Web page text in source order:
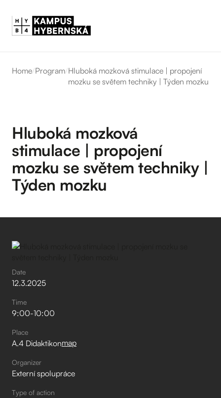
Home/Program/Hluboká mozková stimulace | propojení
mozku se světem techniky | Týden mozku
Hluboká mozková
stimulace | propojení
mozku se světem techniky |
Týden mozku
Date
12.3.2025
Time
9:00-10:00
Place
A.4 Didaktikonmap
Organizer
Externí spolupráce
Type of action